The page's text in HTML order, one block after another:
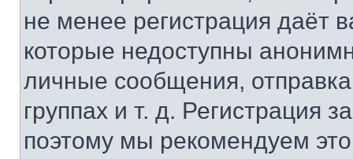
не менее регистрация даёт
которые недоступны
личные сообщения,
группах и т. д. Регистрация
поэтому мы рекомендуем